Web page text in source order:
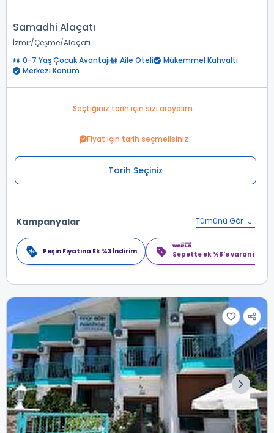
Samadhi Alaçatı
İzmir Çeşme Alaçatı
0-7 Yaş Çocuk Avantajı
Aile Oteli
Mükemmel Kahvaltı
Merkezi Konum
Seçtiğiniz tarih için sizi arayalım.
Fiyat için tarih seçmelisiniz
Tarih Seçiniz
Kampanyalar Tümünü Gör
Peşin Fiyatına Ek %3 İndirim Sepette ek %8'e varan